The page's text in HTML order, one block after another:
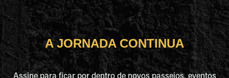
A JORNADA CONTINUA